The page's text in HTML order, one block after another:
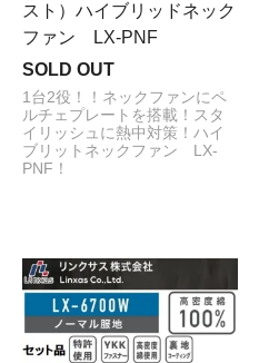
スト）ハイブリッドネック
ファン LX-PNF
SOLD OUT
1台2役！！ネックファンにペ
ルチェプレートを搭載！スタ
イリッシュに熱中対策！ハイ
ブリットネックファン LX-
PNF！